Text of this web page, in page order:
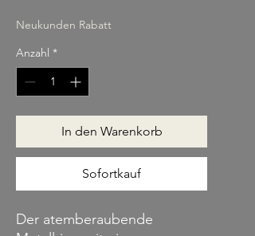
Neukunden Rabatt
Anzahl *
In den Warenkorb
Sofortkauf
Der atemberaubende